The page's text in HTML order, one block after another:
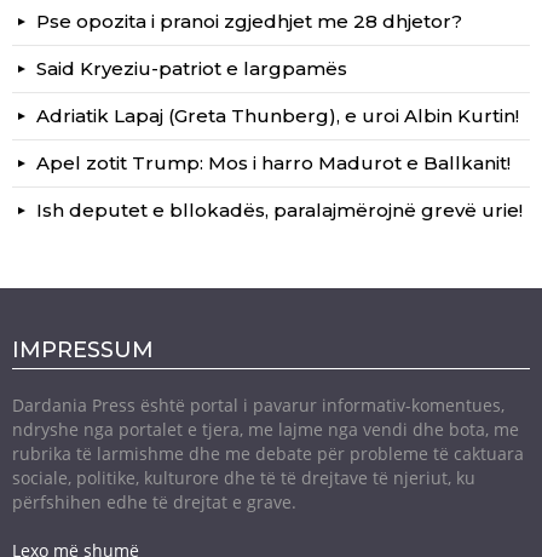
Pse opozita i pranoi zgjedhjet me 28 dhjetor?
Said Kryeziu-patriot e largpamës
Adriatik Lapaj (Greta Thunberg), e uroi Albin Kurtin!
Apel zotit Trump: Mos i harro Madurot e Ballkanit!
Ish deputet e bllokadës, paralajmërojnë grevë urie!
IMPRESSUM
Dardania Press është portal i pavarur informativ-komentues,
ndryshe nga portalet e tjera, me lajme nga vendi dhe bota, me
rubrika të larmishme dhe me debate për probleme të caktuara
sociale, politike, kulturore dhe të të drejtave të njeriut, ku
përfshihen edhe të drejtat e grave.
Lexo më shumë